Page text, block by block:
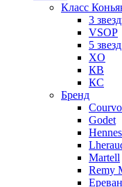
Класс
3
VSOP
5 звезд
XO
КВ
КС
Бренд
Godet
Martell
Remy